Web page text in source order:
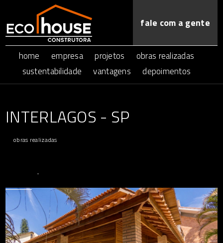
fale com a gente
home empresa projetos
obras realizadas
sustentabilidade
vantagens depoimentos
INTERLAGOS - SP
obras realizadas
.